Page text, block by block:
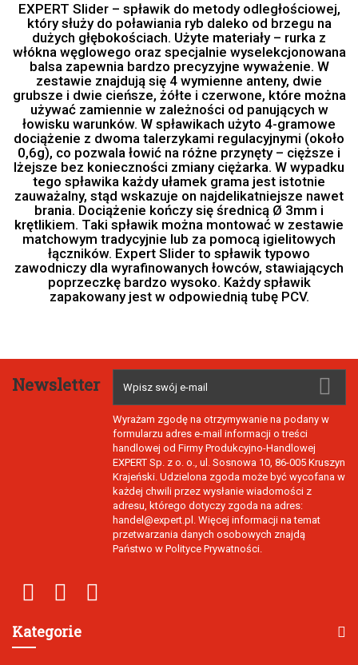
EXPERT Slider – spławik do metody odległościowej,
który służy do poławiania ryb daleko od brzegu na
dużych głębokościach. Użyte materiały – rurka z
włókna węglowego oraz specjalnie wyselekcjonowana
balsa zapewnia bardzo precyzyjne wyważenie. W
zestawie znajdują się 4 wymienne anteny, dwie
grubsze i dwie cieńsze, żółte i czerwone, które można
używać zamiennie w zależności od panujących w
łowisku warunków. W spławikach użyto 4-gramowe
dociążenie z dwoma talerzykami regulacyjnymi (około
0,6g), co pozwala łowić na różne przynęty – cięższe i
lżejsze bez konieczności zmiany ciężarka. W wypadku
tego spławika każdy ułamek grama jest istotnie
zauważalny, stąd wskazuje on najdelikatniejsze nawet
brania. Dociążenie kończy się średnicą Ø 3mm i
krętlikiem. Taki spławik można montować w zestawie
matchowym tradycyjnie lub za pomocą igielitowych
łączników. Expert Slider to spławik typowo
zawodniczy dla wyrafinowanych łowców, stawiających
poprzeczkę bardzo wysoko. Każdy spławik
zapakowany jest w odpowiednią tubę PCV.
Newsletter
Wyrażam zgodę na otrzymywanie na podany w
formularzu adres e-mail informacji o treści
handlowej od Firmy Produkcyjno-Handlowej
EXPERT Sp. z o. o., ul. Sosnowa 10, 86-005 Kruszyn
Krajeński. Udzielona zgoda może być wycofana w
każdej chwili przez wysłanie wiadomości z
adresu, którego dotyczy zgoda na adres:
handel@expert.pl. Więcej informacji na temat
przetwarzania danych osobowych znajdą
Państwo w Polityce Prywatności.
Kategorie